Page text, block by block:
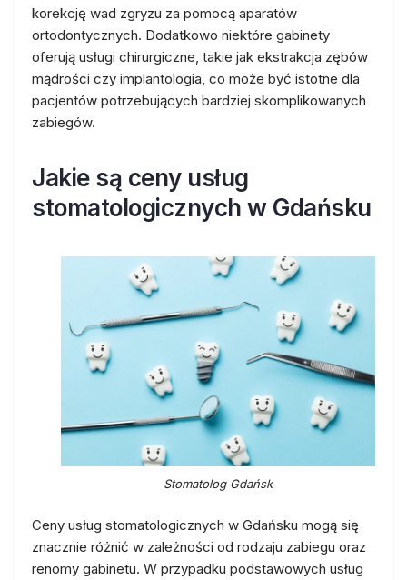
korekcję wad zgryzu za pomocą aparatów
ortodontycznych. Dodatkowo niektóre gabinety
oferują usługi chirurgiczne, takie jak ekstrakcja zębów
mądrości czy implantologia, co może być istotne dla
pacjentów potrzebujących bardziej skomplikowanych
zabiegów.
Jakie są ceny usług
stomatologicznych w Gdańsku
Stomatolog Gdańsk
Ceny usług stomatologicznych w Gdańsku mogą się
znacznie różnić w zależności od rodzaju zabiegu oraz
renomy gabinetu. W przypadku podstawowych usług